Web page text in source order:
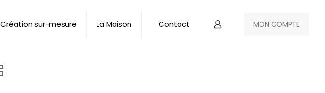
Création sur-mesure La Maison Contact MON COMPTE